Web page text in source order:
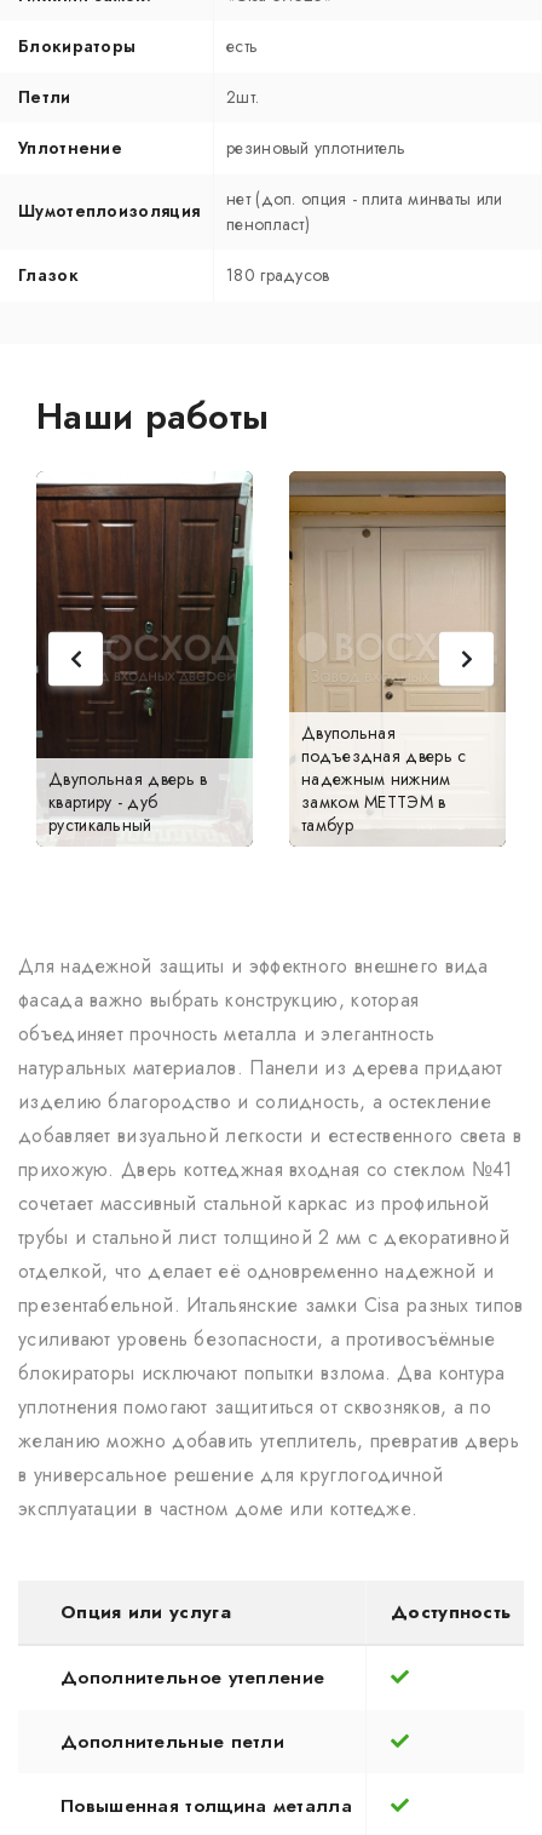
Блокираторы есть
Петли 2шт.
Уплотнение резиновый уплотнитель
Шумотеплоизоляция
нет (доп. опция - плита минваты или
пенопласт)
Глазок 180 градусов
Наши работы
Двупольная дверь в
квартиру - дуб
рустикальный
Двупольная
подъездная дверь с
надежным нижним
замком МЕТТЭМ в
тамбур
Для надежной защиты и эффектного внешнего вида
фасада важно выбрать конструкцию, которая
объединяет прочность металла и элегантность
натуральных материалов. Панели из дерева придают
изделию благородство и солидность, а остекление
добавляет визуальной легкости и естественного света в
прихожую. Дверь коттеджная входная со стеклом №41
сочетает массивный стальной каркас из профильной
трубы и стальной лист толщиной 2 мм с декоративной
отделкой, что делает её одновременно надежной и
презентабельной. Итальянские замки Cisa разных типов
усиливают уровень безопасности, а противосъёмные
блокираторы исключают попытки взлома. Два контура
уплотнения помогают защититься от сквозняков, а по
желанию можно добавить утеплитель, превратив дверь
в универсальное решение для круглогодичной
эксплуатации в частном доме или коттедже.
Опция или услуга Доступность
Дополнительное утепление
Дополнительные петли
Повышенная толщина металла